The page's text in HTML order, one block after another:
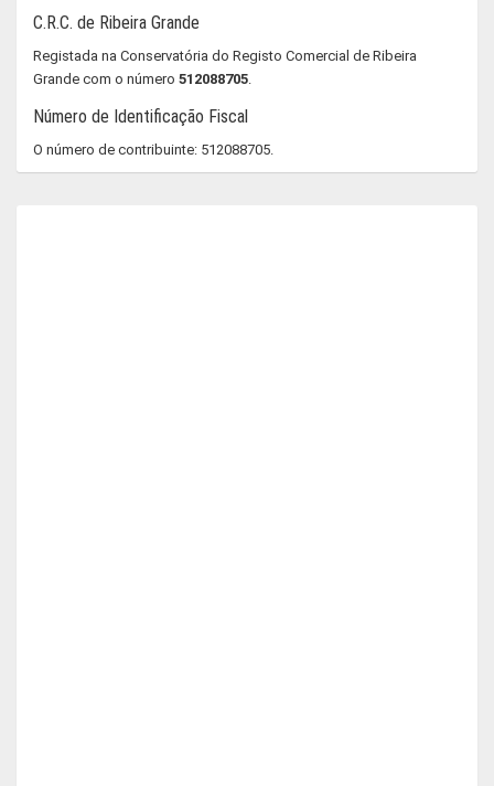
C.R.C. de Ribeira Grande
Registada na Conservatória do Registo Comercial de Ribeira
Grande com o número 512088705.
Número de Identificação Fiscal
O número de contribuinte: 512088705.